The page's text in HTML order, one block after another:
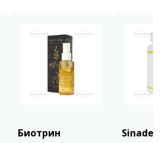
Биотрин Sinaden